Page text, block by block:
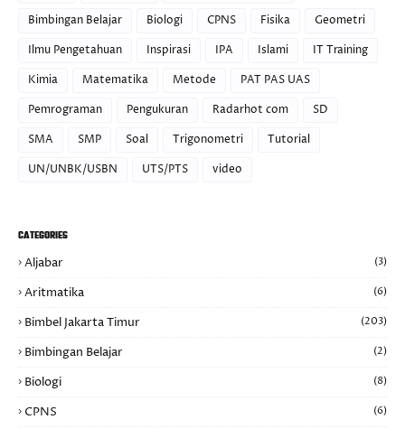
Bimbingan Belajar
Biologi CPNS Fisika
Geometri
Ilmu Pengetahuan
Inspirasi IPA Islami
IT Training
Kimia
Matematika Metode
PAT PAS UAS
Pemrograman
Pengukuran Radarhot com
SD
SMA
SMP Soal Trigonometri
Tutorial
UN/UNBK/USBN
UTS/PTS video
CATEGORIES
Aljabar (3)
Aritmatika (6)
Bimbel Jakarta Timur (203)
Bimbingan Belajar (2)
Biologi (8)
CPNS (6)